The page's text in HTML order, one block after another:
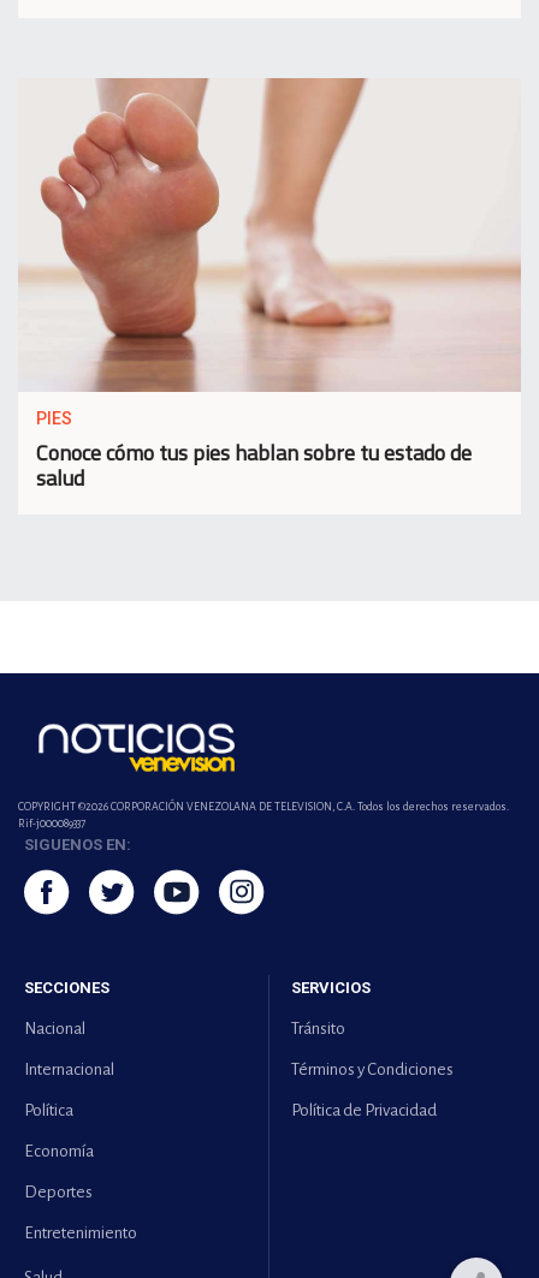
PIES
Conoce cómo tus pies hablan sobre tu estado de
salud
COPYRIGHT ©2026 CORPORACIÓN VENEZOLANA DE TELEVISION, C.A. Todos los derechos reservados.
Rif-j000089337
SIGUENOS EN:
SECCIONES
Nacional
Internacional
Política
Economía
Deportes
Entretenimiento
SERVICIOS
Tránsito
Términos y Condiciones
Política de Privacidad